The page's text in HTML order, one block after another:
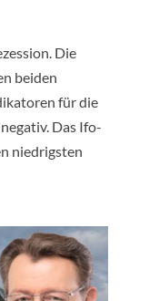
Die
beiden
für die
Das Ifo-
niedrigsten